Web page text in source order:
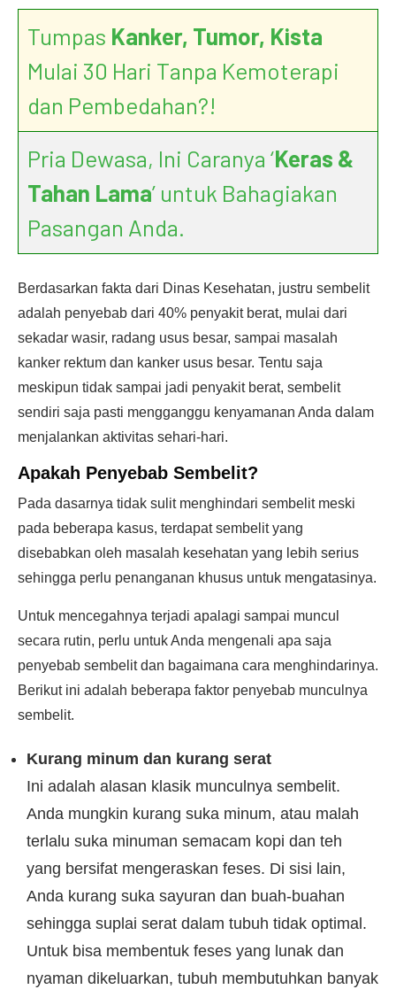
Tumpas Kanker, Tumor, Kista
Mulai 30 Hari Tanpa Kemoterapi
dan Pembedahan?!
Pria Dewasa, Ini Caranya ‘Keras &
Tahan Lama’ untuk Bahagiakan
Pasangan Anda.
Berdasarkan fakta dari Dinas Kesehatan, justru sembelit
adalah penyebab dari 40% penyakit berat, mulai dari
sekadar wasir, radang usus besar, sampai masalah
kanker rektum dan kanker usus besar. Tentu saja
meskipun tidak sampai jadi penyakit berat, sembelit
sendiri saja pasti mengganggu kenyamanan Anda dalam
menjalankan aktivitas sehari-hari.
Apakah Penyebab Sembelit?
Pada dasarnya tidak sulit menghindari sembelit meski
pada beberapa kasus, terdapat sembelit yang
disebabkan oleh masalah kesehatan yang lebih serius
sehingga perlu penanganan khusus untuk mengatasinya.
Untuk mencegahnya terjadi apalagi sampai muncul
secara rutin, perlu untuk Anda mengenali apa saja
penyebab sembelit dan bagaimana cara menghindarinya.
Berikut ini adalah beberapa faktor penyebab munculnya
sembelit.
Kurang minum dan kurang serat
Ini adalah alasan klasik munculnya sembelit.
Anda mungkin kurang suka minum, atau malah
terlalu suka minuman semacam kopi dan teh
yang bersifat mengeraskan feses. Di sisi lain,
Anda kurang suka sayuran dan buah-buahan
sehingga suplai serat dalam tubuh tidak optimal.
Untuk bisa membentuk feses yang lunak dan
nyaman dikeluarkan, tubuh membutuhkan banyak